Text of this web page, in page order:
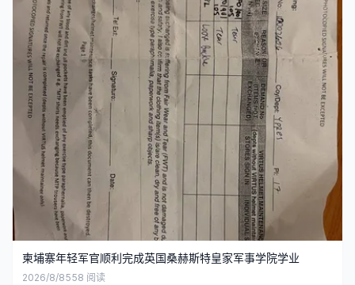
柬埔寨年轻军官顺利完成英国桑赫斯特皇家军事学院学业
2026/8/8558 阅读